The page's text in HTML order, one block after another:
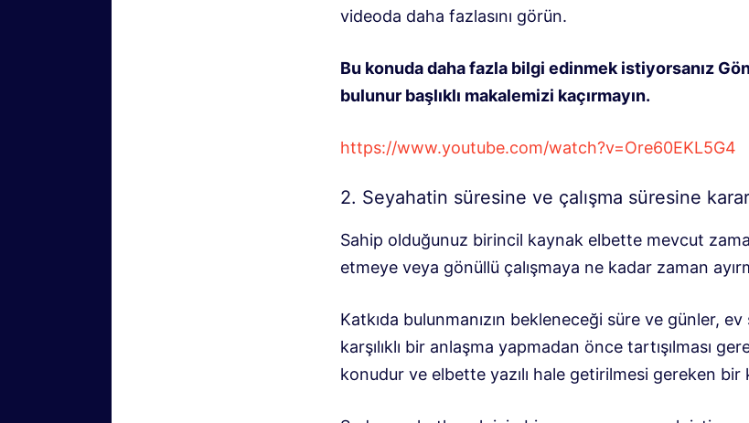
videoda daha fazlasını görün.
Bu konuda daha fazla bilgi edinmek istiyorsanız
bulunur başlıklı makalemizi kaçırmayın.
https://www.youtube.com/watch?v=Ore60EKL5G4
2. Seyahatin süresine ve çalışma süresine
Sahip olduğunuz birincil kaynak elbette mevcut
etmeye veya gönüllü çalışmaya ne kadar zaman
Katkıda bulunmanızın bekleneceği süre ve günler,
karşılıklı bir anlaşma yapmadan önce tartışılması
konudur ve elbette yazılı hale getirilmesi gereken bir